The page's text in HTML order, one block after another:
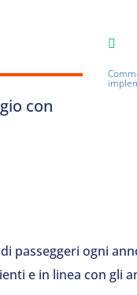
con

passeggeri ogni
e in linea con gli